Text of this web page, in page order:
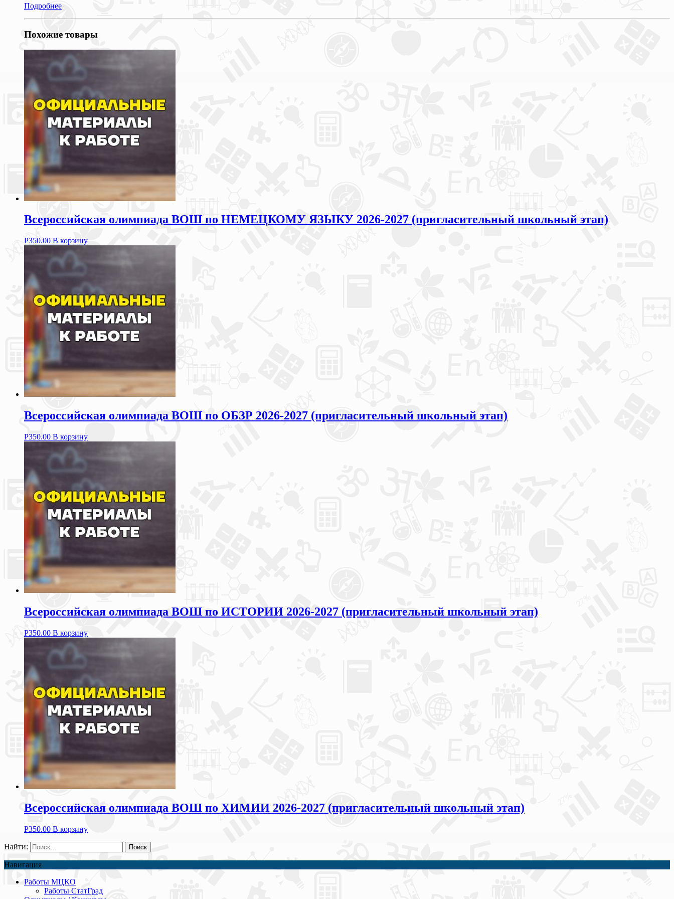
Подробнее
Похожие товары
Всероссийская олимпиада ВОШ по НЕМЕЦКОМУ ЯЗЫКУ 2026-2027 (пригласительный школьный этап)
Р350.00 В корзину
Всероссийская олимпиада ВОШ по ОБЗР 2026-2027 (пригласительный школьный этап)
Р350.00 В корзину
Всероссийская олимпиада ВОШ по ИСТОРИИ 2026-2027 (пригласительный школьный этап)
Р350.00 В корзину
Всероссийская олимпиада ВОШ по ХИМИИ 2026-2027 (пригласительный школьный этап)
Р350.00 В корзину
Найти:
Навигация
Работы МЦКО
Работы СтатГрад